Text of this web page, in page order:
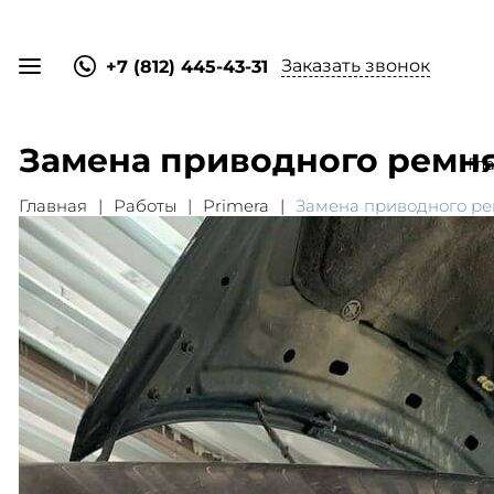
+7 (812) 445-43-31 Заказать звонок
Замена приводного
Главная Работы Primera Замена приводного